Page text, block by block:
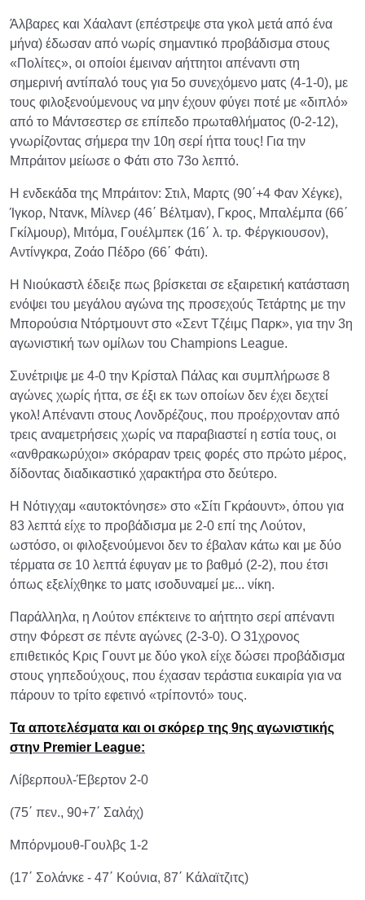
Άλβαρες και Χάαλαντ (επέστρεψε στα γκολ μετά από ένα
μήνα) έδωσαν από νωρίς σημαντικό προβάδισμα στους
«Πολίτες», οι οποίοι έμειναν αήττητοι απέναντι στη
σημερινή αντίπαλό τους για 5ο συνεχόμενο ματς (4-1-0), με
τους φιλοξενούμενους να μην έχουν φύγει ποτέ με «διπλό»
από το Μάντσεστερ σε επίπεδο πρωταθλήματος (0-2-12),
γνωρίζοντας σήμερα την 10η σερί ήττα τους! Για την
Μπράιτον μείωσε ο Φάτι στο 73ο λεπτό.
Η ενδεκάδα της Μπράιτον: Στιλ, Μαρτς (90΄+4 Φαν Χέγκε),
Ίγκορ, Ντανκ, Μίλνερ (46΄ Βέλτμαν), Γκρος, Μπαλέμπα (66΄
Γκίλμουρ), Μιτόμα, Γουέλμπεκ (16΄ λ. τρ. Φέργκιουσον),
Αντίνγκρα, Ζοάο Πέδρο (66΄ Φάτι).
Η Νιούκαστλ έδειξε πως βρίσκεται σε εξαιρετική κατάσταση
ενόψει του μεγάλου αγώνα της προσεχούς Τετάρτης με την
Μπορούσια Ντόρτμουντ στο «Σεντ Τζέιμς Παρκ», για την 3η
αγωνιστική των ομίλων του Champions League.
Συνέτριψε με 4-0 την Κρίσταλ Πάλας και συμπλήρωσε 8
αγώνες χωρίς ήττα, σε έξι εκ των οποίων δεν έχει δεχτεί
γκολ! Απέναντι στους Λονδρέζους, που προέρχονταν από
τρεις αναμετρήσεις χωρίς να παραβιαστεί η εστία τους, οι
«ανθρακωρύχοι» σκόραραν τρεις φορές στο πρώτο μέρος,
δίδοντας διαδικαστικό χαρακτήρα στο δεύτερο.
Η Νότιγχαμ «αυτοκτόνησε» στο «Σίτι Γκράουντ», όπου για
83 λεπτά είχε το προβάδισμα με 2-0 επί της Λούτον,
ωστόσο, οι φιλοξενούμενοι δεν το έβαλαν κάτω και με δύο
τέρματα σε 10 λεπτά έφυγαν με το βαθμό (2-2), που έτσι
όπως εξελίχθηκε το ματς ισοδυναμεί με... νίκη.
Παράλληλα, η Λούτον επέκτεινε το αήττητο σερί απέναντι
στην Φόρεστ σε πέντε αγώνες (2-3-0). Ο 31χρονος
επιθετικός Κρις Γουντ με δύο γκολ είχε δώσει προβάδισμα
στους γηπεδούχους, που έχασαν τεράστια ευκαιρία για να
πάρουν το τρίτο εφετινό «τρίποντό» τους.
Τα αποτελέσματα και οι σκόρερ της 9ης αγωνιστικής
στην Premier League:
Λίβερπουλ-Έβερτον 2-0
(75΄ πεν., 90+7΄ Σαλάχ)
Μπόρνμουθ-Γουλβς 1-2
(17΄ Σολάνκε - 47΄ Κούνια, 87΄ Κάλαϊτζιτς)